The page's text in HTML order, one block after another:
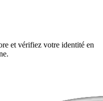
et vérifiez votre identité en